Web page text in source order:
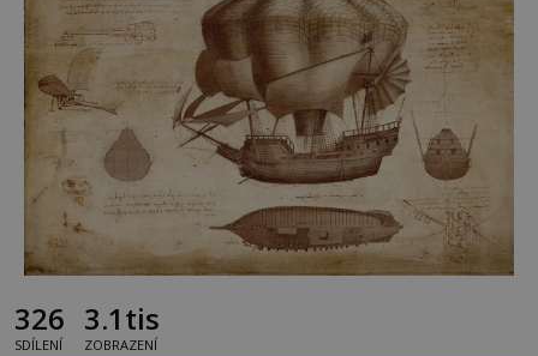
326
SDÍLENÍ
3.1tis
ZOBRAZENÍ